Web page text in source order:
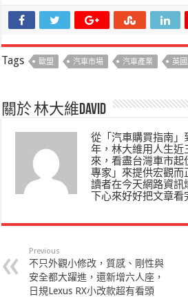
Tags 歐盟 汽車市場 汽車產業 英
關於 林大維David
從「汽車購買指南」
年，林大維用人生
來，看盡台灣車市起
專家」來提供宏觀
讀者在今天網路資
下心來好好把文章看
Previous
不只外觀小修改，質感、剛性與
安全都大躍進，還新增六人座，
日規Lexus RX小改款超有看頭